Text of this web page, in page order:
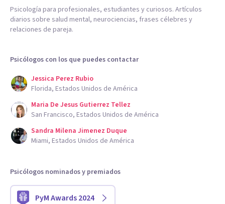
Psicología para profesionales, estudiantes y curiosos. Artículos
diarios sobre salud mental, neurociencias, frases célebres y
relaciones de pareja.
Psicólogos con los que puedes contactar
Jessica Perez Rubio
Florida, Estados Unidos de América
Maria De Jesus Gutierrez Tellez
San Francisco, Estados Unidos de América
Sandra Milena Jimenez Duque
Miami, Estados Unidos de América
Psicólogos nominados y premiados
PyM Awards 2024